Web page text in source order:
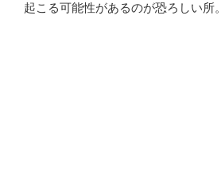
起こる可能性があるのが恐ろしい所。